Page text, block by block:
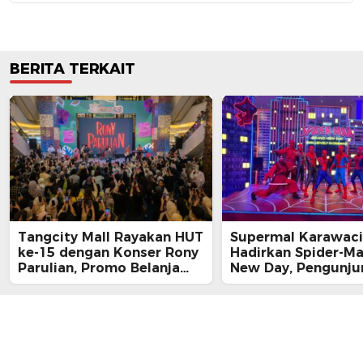
BERITA TERKAIT
Tangcity Mall Rayakan HUT
ke-15 dengan Konser Rony
Parulian, Promo Belanja
hingga Festival Komunitas
Supermal Karawaci
Hadirkan Spider-
New Day,
Main, Bertemu